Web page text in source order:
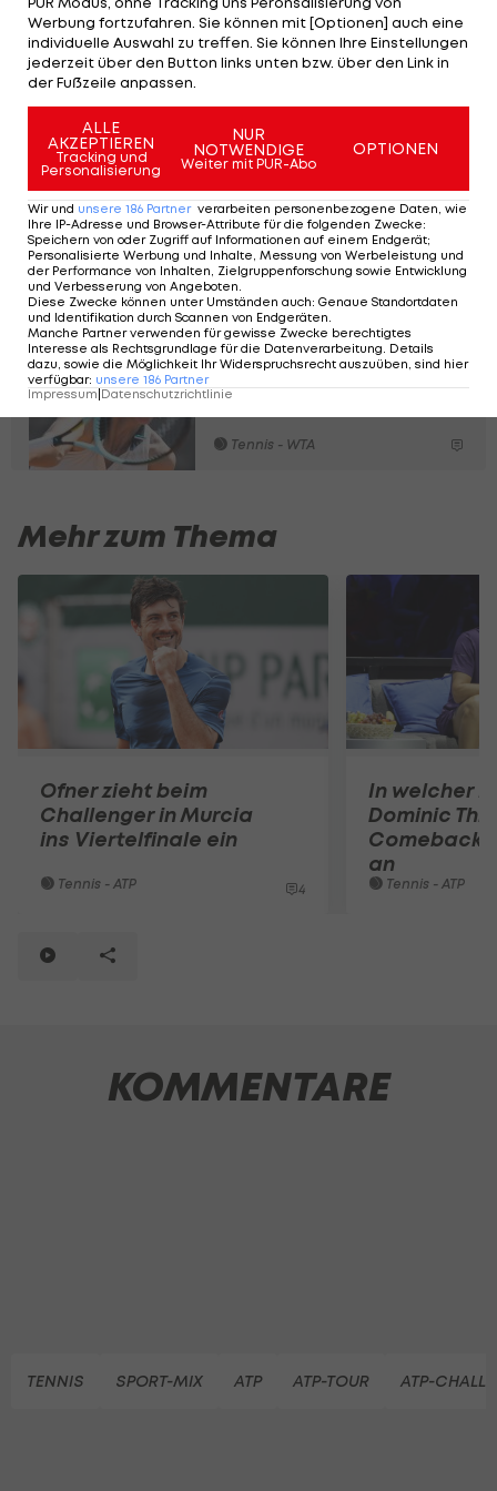
Stunden verwertet der Österreicher seinen
Matchball zum Sieg.
Im Viertelfinale wartet auf die Nummer 227 der
Welt am Freitag nun Arthu Gea aus Frankreich
ATP-144.).
Tennis LIVE: Kraus'
Masters-Debüt in Miami
Tennis - WTA
Tennis heute: Neuer
Termin für Taggers
Miami-Auftakt
Tennis - WTA
Mehr zum Thema
Ofner zieht beim
Challenger in Murcia
ins Viertelfinale ein
Tennis - ATP 4
In welcher
Dominic
Comeback
an
Tennis - ATP
KOMMENTARE
TENNIS SPORT-MIX ATP ATP-TOUR ATP-
Werbung fortzufahren. Sie können mit [Optionen] auch eine
individuelle Auswahl zu treffen. Sie können Ihre Einstellungen
jederzeit über den Button links unten bzw. über den Link in
der Fußzeile anpassen.
ALLE
AKZEPTIEREN
Tracking und
Personalisierung
NUR
NOTWENDIGE
Weiter mit PUR-Abo
OPTIONEN
Wir und unsere 186 Partner verarbeiten personenbezogene Daten, wie
Ihre IP-Adresse und Browser-Attribute für die folgenden Zwecke:
Speichern von oder Zugriff auf Informationen auf einem Endgerät;
Personalisierte Werbung und Inhalte, Messung von Werbeleistung und
der Performance von Inhalten, Zielgruppenforschung sowie Entwicklung
und Verbesserung von Angeboten.
Diese Zwecke können unter Umständen auch: Genaue Standortdaten
und Identifikation durch Scannen von Endgeräten.
Manche Partner verwenden für gewisse Zwecke berechtigtes
Interesse als Rechtsgrundlage für die Datenverarbeitung. Details
dazu, sowie die Möglichkeit Ihr Widerspruchsrecht auszuüben, sind hier
verfügbar: unsere 186 Partner
Impressum Datenschutzrichtlinie